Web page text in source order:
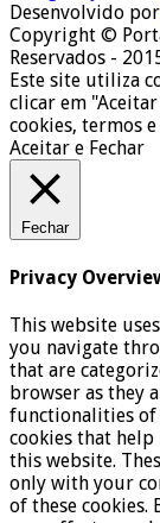
Desenvolvido por
Copyright ©
Reservados -
Este site utiliza
clicar em
cookies, termos
Aceitar e Fechar
Fechar
Privacy
This website
you navigate
that are
browser as they
functionalities of
cookies that help
this website.
only with your
of these cookies.